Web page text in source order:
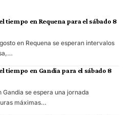
tiempo en Requena para el sábado 8
en Requena se esperan intervalos
tiempo en Gandia para el sábado 8
Gandia se espera una jornada
máximas…